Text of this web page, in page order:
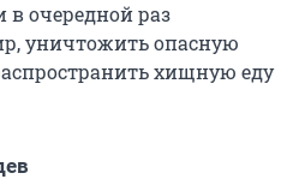
в очередной раз
уничтожить опасную
хищную еду